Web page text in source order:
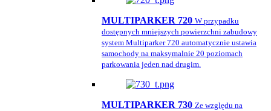
MULTIPARKER 720 W przypadku
dostępnych mniejszych powierzchni zabudowy
system Multiparker 720 automatycznie ustawia
samochody na maksymalnie 20 poziomach
parkowania jeden nad drugim.
MULTIPARKER 730 Ze względu na